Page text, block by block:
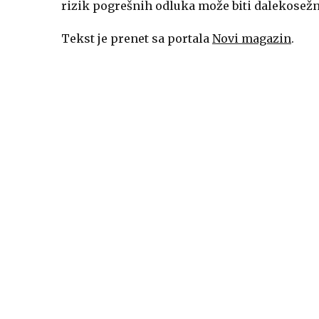
rizik pogrešnih odluka može biti
Tekst je prenet sa portala Novi magazin.